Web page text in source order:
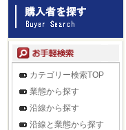
カテゴリー検索TOP
業態から探す
沿線から探す
沿線と業態から探す